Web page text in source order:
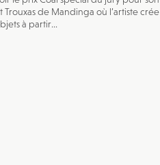
Trouxas de Mandinga où l’artiste crée
à partir...